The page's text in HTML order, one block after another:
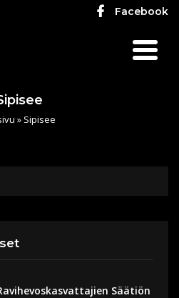
Facebook
» Sipisee
Säätiön